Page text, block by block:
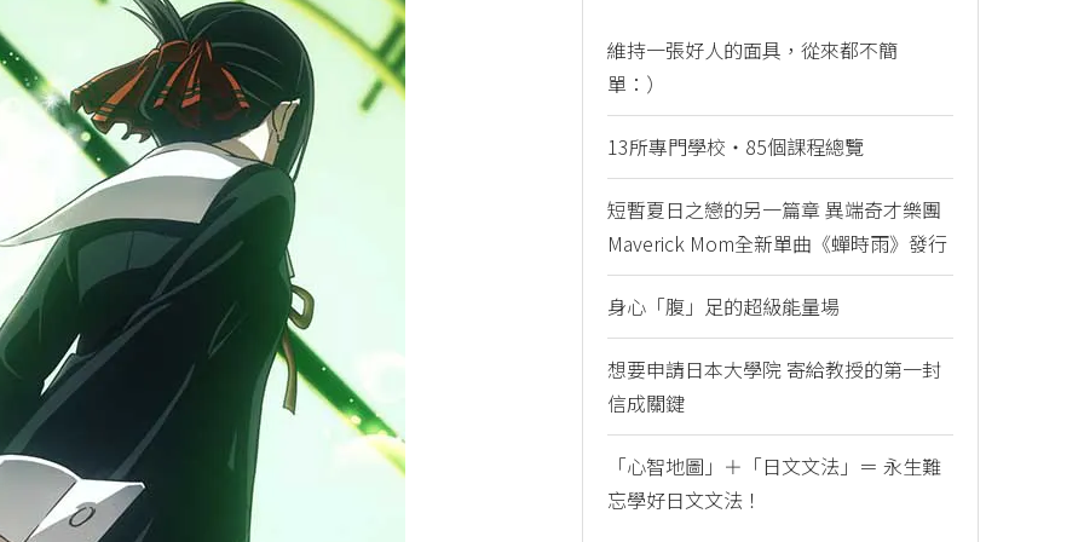
維持一張好人的面具，從來都不簡
單：）
13所專門學校・85個課程總覽
短暫夏日之戀的另一篇章 異端奇才樂團
Maverick Mom全新單曲《蟬時雨》發行
身心「腹」足的超級能量場
想要申請日本大學院 寄給教授的第一封
信成關鍵
「心智地圖」＋「日文文法」＝ 永生難
忘學好日文文法！